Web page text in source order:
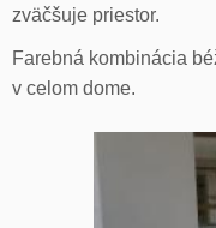
zväčšuje priestor.
Farebná kombinácia
v celom dome.